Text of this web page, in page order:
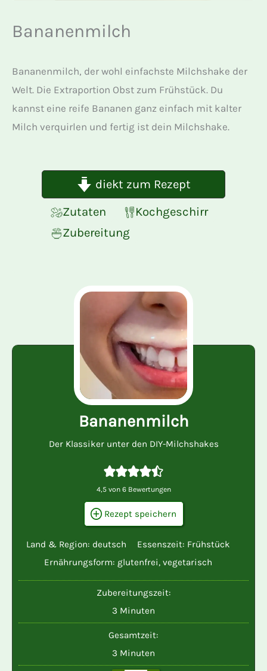
Bananenmilch
Bananenmilch, der wohl einfachste Milchshake der
Welt. Die Extraportion Obst zum Frühstück. Du
kannst eine reife Bananen ganz einfach mit kalter
Milch verquirlen und fertig ist dein Milchshake.
diekt zum Rezept
Zutaten
Kochgeschirr
Zubereitung
Bananenmilch
Der Klassiker unter den DIY-Milchshakes
4,5von 6Bewertungen
Rezept speichern
Land & Region: deutsch Essenszeit: Frühstück
Ernährungsform: glutenfrei, vegetarisch
Zubereitungszeit:
3 Minuten
Minuten
Gesamtzeit:
3 Minuten
Minuten